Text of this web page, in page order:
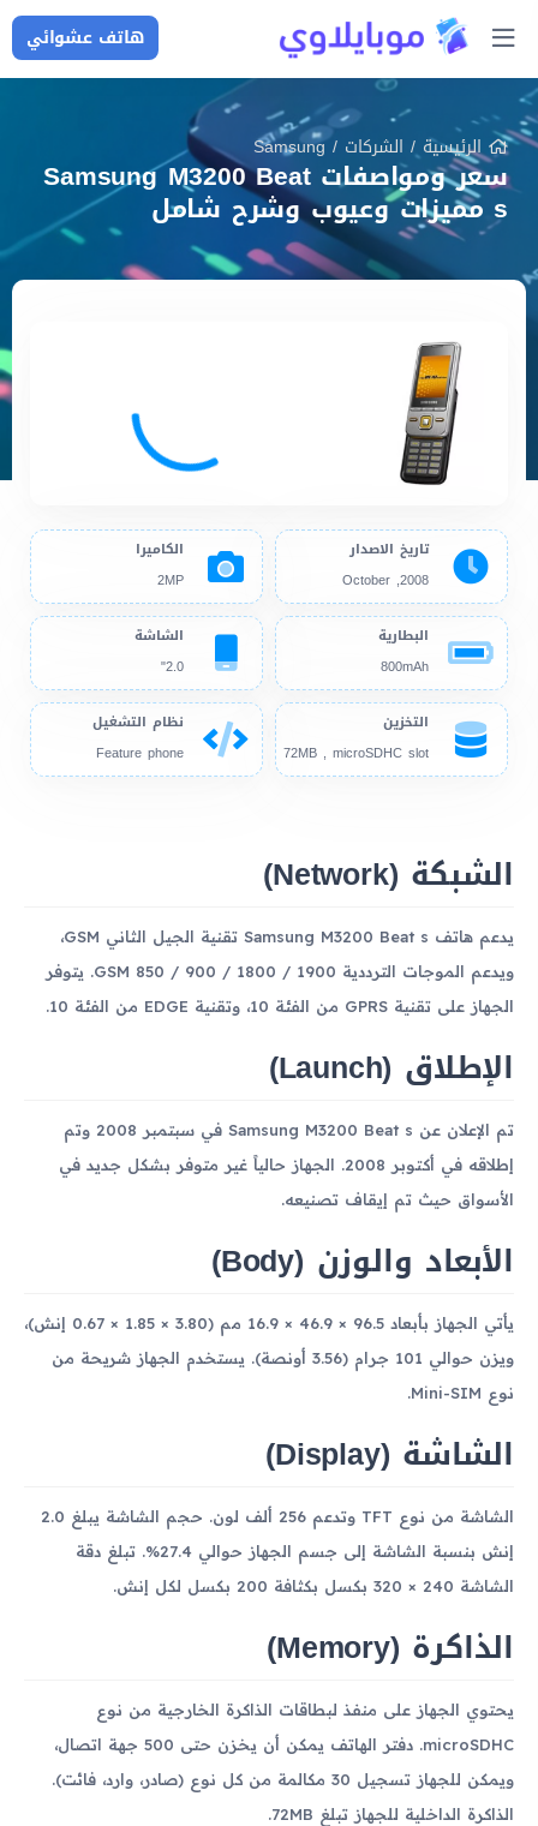
هاتف عشوائي
الرئيسية/ الشركات /
Samsung
سعر ومواصفات Samsung M3200 Beat
s مميزات وعيوب وشرح شامل
تاريخ الاصدار
2008, October
الكاميرا
2MP
البطارية
800mAh
الشاشة
2.0"
التخزين
72MB , microSDHC slot
نظام التشغيل
Feature phone
الشبكة (Network)
يدعم هاتف Samsung M3200 Beat s تقنية الجيل الثاني GSM،
ويدعم الموجات الترددية GSM 850 / 900 / 1800 / 1900. يتوفر
الجهاز على تقنية GPRS من الفئة 10، وتقنية EDGE من الفئة 10.
الإطلاق (Launch)
تم الإعلان عن Samsung M3200 Beat s في سبتمبر 2008 وتم
إطلاقه في أكتوبر 2008. الجهاز حالياً غير متوفر بشكل جديد في
الأسواق حيث تم إيقاف تصنيعه.
الأبعاد والوزن (Body)
يأتي الجهاز بأبعاد 96.5 × 46.9 × 16.9 مم (3.80 × 1.85 × 0.67 إنش)،
ويزن حوالي 101 جرام (3.56 أونصة). يستخدم الجهاز شريحة من
نوع Mini-SIM.
الشاشة (Display)
الشاشة من نوع TFT وتدعم 256 ألف لون. حجم الشاشة يبلغ 2.0
إنش بنسبة الشاشة إلى جسم الجهاز حوالي 27.4%. تبلغ دقة
الشاشة 240 × 320 بكسل بكثافة 200 بكسل لكل إنش.
الذاكرة (Memory)
يحتوي الجهاز على منفذ لبطاقات الذاكرة الخارجية من نوع
microSDHC. دفتر الهاتف يمكن أن يخزن حتى 500 جهة اتصال،
ويمكن للجهاز تسجيل 30 مكالمة من كل نوع (صادر، وارد، فائت).
الذاكرة الداخلية للجهاز تبلغ 72MB.